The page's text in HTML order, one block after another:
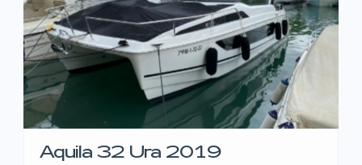
Aquila 32 Ura 2019